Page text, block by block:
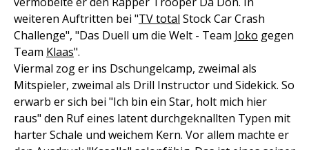
weiteren Auftritten bei "TV total Stock Car Crash
Challenge", "Das Duell um die Welt - Team Joko gegen
Team Klaas".
Viermal zog er ins Dschungelcamp, zweimal als
Mitspieler, zweimal als Drill Instructor und Sidekick. So
erwarb er sich bei "Ich bin ein Star, holt mich hier
raus" den Ruf eines latent durchgeknallten Typen mit
harter Schale und weichem Kern. Vor allem machte er